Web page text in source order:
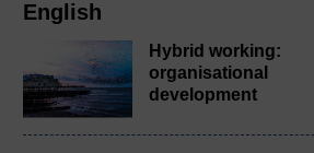
English
Hybrid working:
organisational
development